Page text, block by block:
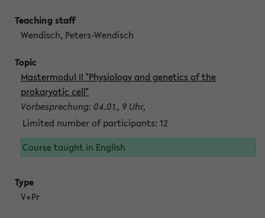
Wendisch, Peters-Wendisch
Mastermodul II "Physiology and genetics of the
prokaryotic cell"
Vorbesprechung: 04.01., 9 Uhr,
Limited number of participants: 12
Course taught in English
V+Pr